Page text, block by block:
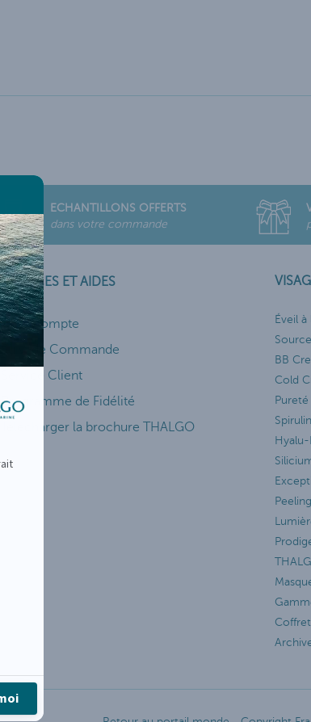
ECHANTILLONS OFFERTS
dans votre commande
SERVICES ET AIDES
Mon Compte
Suivi de Commande
Service Client
Programme de Fidélité
Télécharger la brochure THALGO
Éveil à
BB
Cold
Pureté